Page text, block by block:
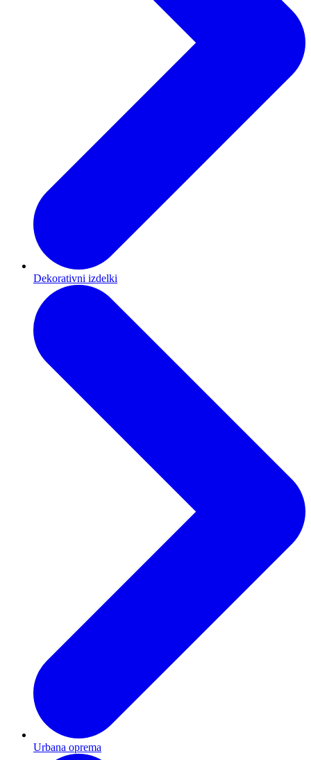
Dekorativni izdelki
Urbana oprema